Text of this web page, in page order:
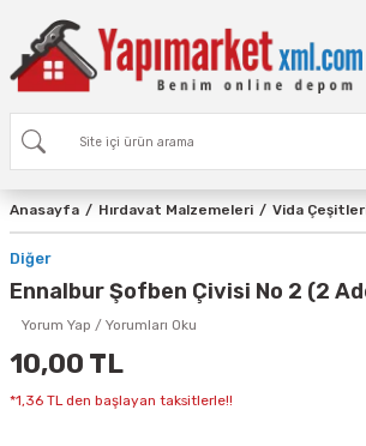
Anasayfa Hırdavat Malzemeleri Vida
Diğer
Ennalbur Şofben Çivisi No 2 (2
Yorum Yap / Yorumları Oku
10,00 TL
*1,36 TL den başlayan taksitlerle!!